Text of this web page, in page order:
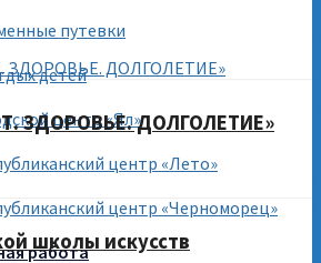
путевки
детей
центр «Ял»
центр «Лето»
центр «Черноморец»
работа
ЗДОРОВЬЕ. ДОЛГОЛЕТИЕ»
школы искусств